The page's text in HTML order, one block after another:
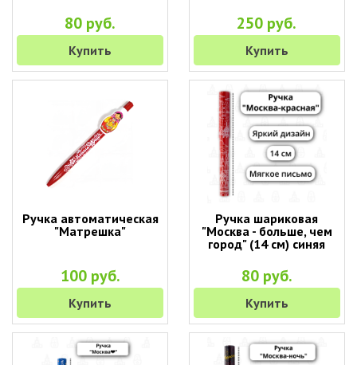
80 руб.
Купить
250 руб.
Купить
Ручка автоматическая
"Матрешка"
100 руб.
Купить
Ручка шариковая
"Москва - больше, чем
город" (14 см) синяя
80 руб.
Купить